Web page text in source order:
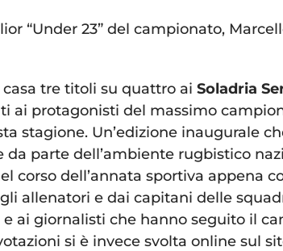
“Under 23” del campionato,
tre titoli su quattro ai Soladria
ai protagonisti del massimo
stagione. Un’edizione inaugurale
parte dell’ambiente rugbistico
corso dell’annata sportiva appena
allenatori e dai capitani delle
ai giornalisti che hanno seguito il
si è invece svolta online sul